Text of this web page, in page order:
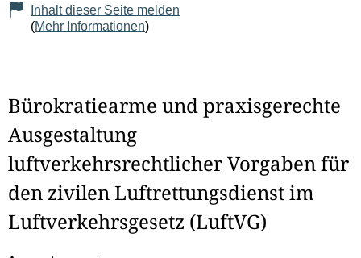
Inhalt dieser Seite melden
(Mehr Informationen)
Bürokratiearme und praxisgerechte
Ausgestaltung
luftverkehrsrechtlicher Vorgaben für
den zivilen Luftrettungsdienst im
Luftverkehrsgesetz (LuftVG)